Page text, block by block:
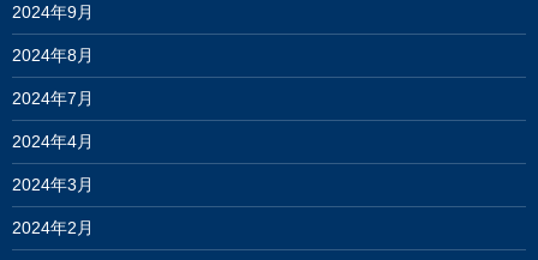
2024年9月
2024年8月
2024年7月
2024年4月
2024年3月
2024年2月